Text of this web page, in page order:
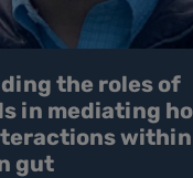
the roles of
in mediating
gut